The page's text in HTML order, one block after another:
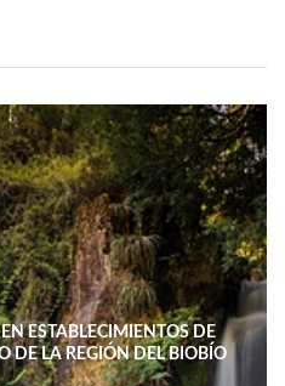
ESTABLECIMIENTOS DE
DE LA REGIÓN DEL BIOBÍO
INTERANUAL